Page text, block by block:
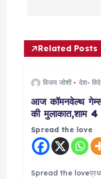
v
Related Posts
विजय जोशी देश-
आज कॉमनवेल्थ
की मुलाकात,शाम 4
Spread the love
Spread the